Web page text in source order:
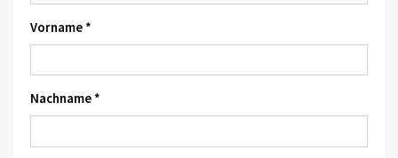
Vorname *
Nachname *